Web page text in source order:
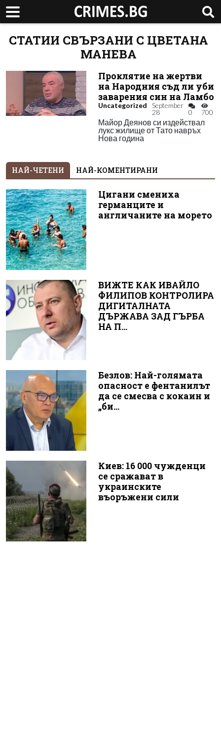
СТАТИИ СВЪРЗАНИ С ЦВЕТАНА
МАНЕВА
Проклятие на жертви
на Народния съд ли уби
заварения син на Ламбо
Uncategorized
September
28
0 700
Майор Деянов си издействал
лукс жилище от Тато навръх
Нова година
НАЙ-ЧЕТЕНИ НАЙ-КОМЕНТИРАНИ
Цигани смениха
германците и
англичаните на морето
ВИЖТЕ КАК ИВАЙЛО
ФИЛИПОВ КОНТРОЛИРА
ДИГИТАЛНАТА
ДЪРЖАВА ЗАД ГЪРБА
НА П...
Безлов: Най-голямата
опасност е фентанилът
да се смесва с кокаин и
„би...
Киев: 16 000 чужденци
се сражават в
украинските
въоръжени сили